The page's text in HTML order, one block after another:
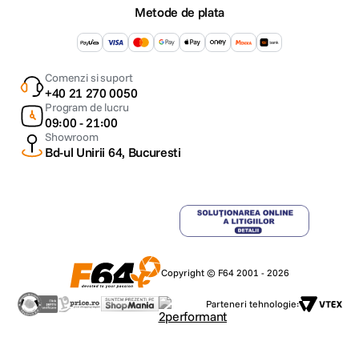
Metode de plata
Comenzi si suport
+40 21 270 0050
Program de lucru
09:00 - 21:00
Showroom
Bd-ul Unirii 64, Bucuresti
Copyright © F64 2001 - 2026
Parteneri tehnologie: